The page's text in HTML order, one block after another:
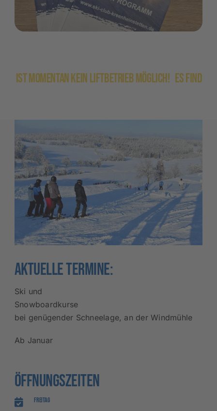
kein Liftbetrieb möglich! Es finden keine
Aktuelle Termine:
Ski und
Snowboardkurse
bei genügender Schneelage, an der Windmühle
Ab Januar
Öffnungszeiten
Freitag